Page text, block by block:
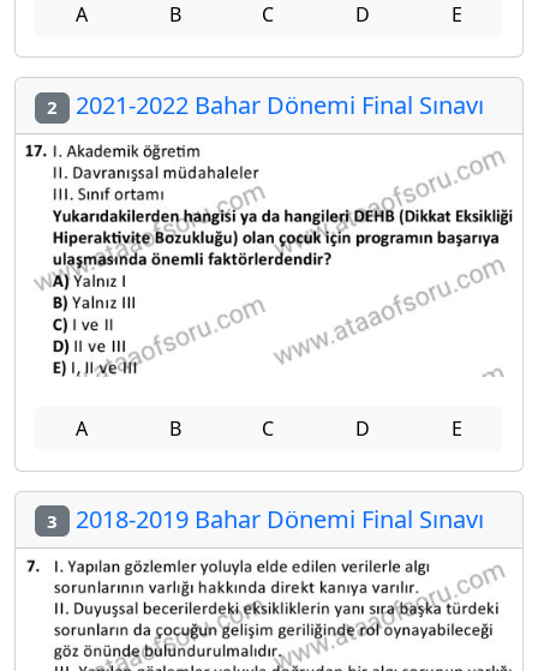
A B C D E
2 2021-2022 Bahar Dönemi Final Sınavı
A B C D E
3 2018-2019 Bahar Dönemi Final Sınavı